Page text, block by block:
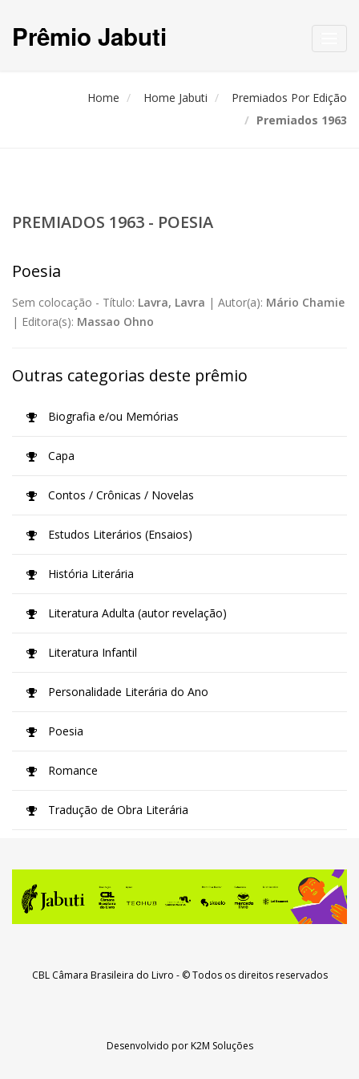
Prêmio Jabuti
Home Home Jabuti
Premiados Por Edição
Premiados 1963
PREMIADOS 1963 - POESIA
Poesia
Sem colocação - Título: Lavra, Lavra | Autor(a): Mário Chamie
| Editora(s): Massao Ohno
Outras categorias deste prêmio
Biografia e/ou Memórias
Capa
Contos / Crônicas / Novelas
Estudos Literários (Ensaios)
História Literária
Literatura Adulta (autor revelação)
Literatura Infantil
Personalidade Literária do Ano
Poesia
Romance
Tradução de Obra Literária
CBL Câmara Brasileira do Livro - © Todos os direitos reservados
Desenvolvido porK2M Soluções